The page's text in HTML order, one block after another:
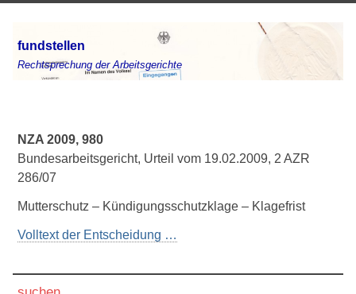
fundstellen
Rechtsprechung der Arbeitsgerichte
NZA 2009, 980
Bundesarbeitsgericht, Urteil vom 19.02.2009, 2 AZR
286/07
Mutterschutz – Kündigungsschutzklage – Klagefrist
Volltext der Entscheidung …